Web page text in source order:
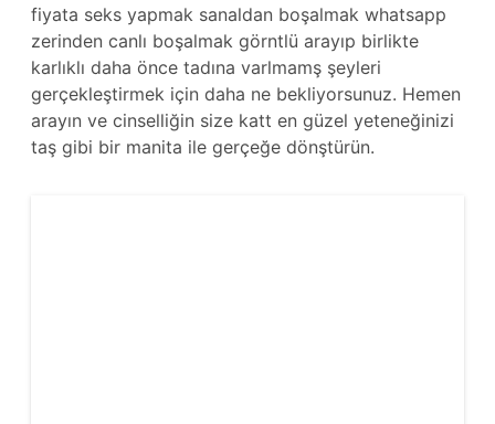
fiyata seks yapmak sanaldan boşalmak whatsapp
zerinden canlı boşalmak görntlü arayıp birlikte
karlıklı daha önce tadına varlmamş şeyleri
gerçekleştirmek için daha ne bekliyorsunuz. Hemen
arayın ve cinselliğin size katt en güzel yeteneğinizi
taş gibi bir manita ile gerçeğe dönştürün.